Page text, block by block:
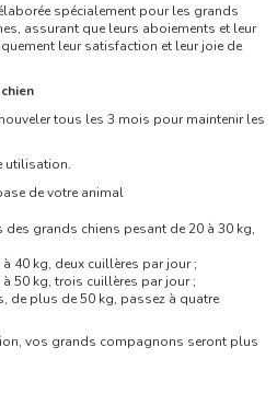
spécialement pour les grands
assurant que leurs aboiements et leur
leur satisfaction et leur joie de
tous les 3 mois pour maintenir les
utilisation.
de votre animal
grands chiens pesant de 20 à 30 kg,
40 kg, deux cuillères par jour ;
50 kg, trois cuillères par jour ;
de plus de 50 kg, passez à quatre
vos grands compagnons seront plus